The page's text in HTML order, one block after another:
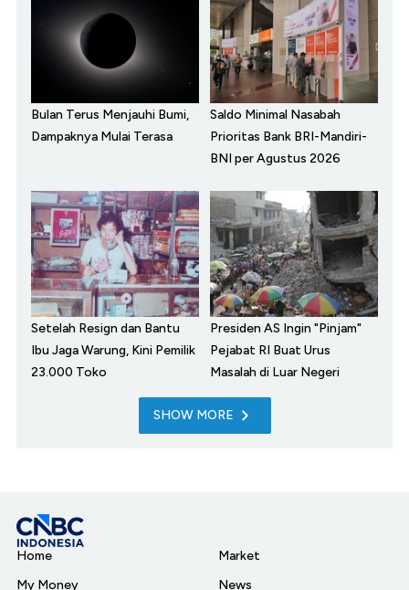
Bulan Terus Menjauhi Bumi,
Dampaknya Mulai Terasa
Saldo Minimal Nasabah
Prioritas Bank BRI-Mandiri-
BNI per Agustus 2026
Setelah Resign dan Bantu
Ibu Jaga Warung, Kini Pemilik
23.000 Toko
Presiden AS Ingin "Pinjam"
Pejabat RI Buat Urus
Masalah di Luar Negeri
SHOW MORE
Home
My Money
Market
News